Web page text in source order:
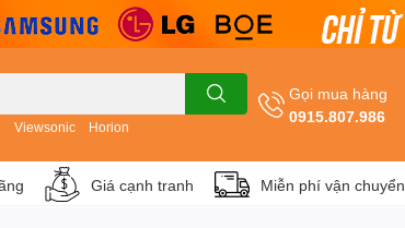
Viewsonic Horion
Gọi mua hàng
0915.807.986
Giá cạnh tranh Miễn phí vận chuyển